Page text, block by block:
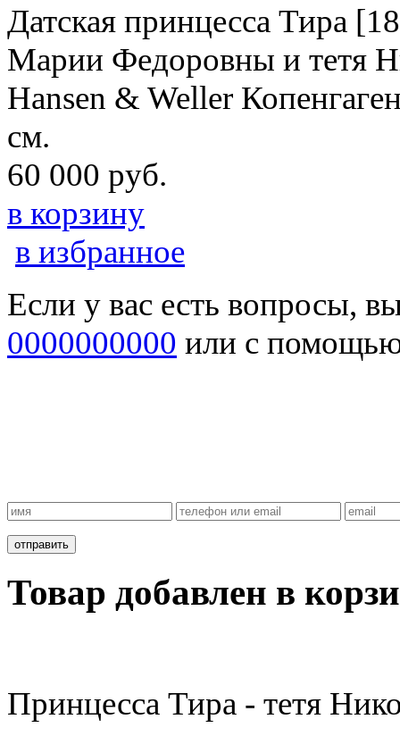
Датская принцесса Тира
Марии Федоровны и тетя
Hansen & Weller
см.
60 000 руб.
в корзину
в избранное
Если у вас есть вопросы,
0000000000 или с
Товар добавлен в
Принцесса Тира - тетя